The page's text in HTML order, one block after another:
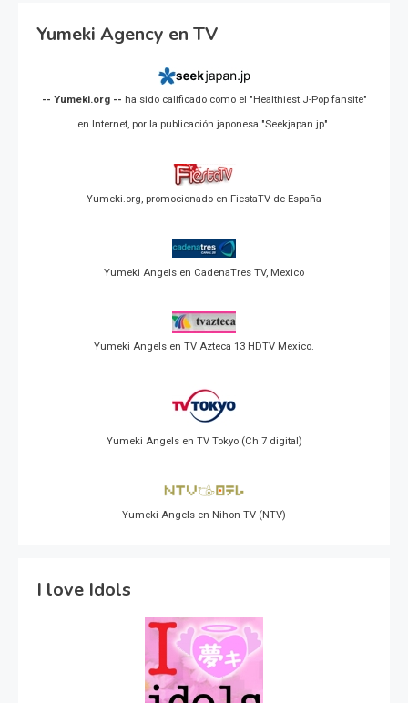
Yumeki Agency en TV
-- Yumeki.org -- ha sido calificado como el "Healthiest J-Pop fansite"
en Internet, por la publicación japonesa "Seekjapan.jp".
Yumeki.org, promocionado en FiestaTV de España
Yumeki Angels en CadenaTres TV, Mexico
Yumeki Angels en TV Azteca 13 HDTV Mexico.
Yumeki Angels en TV Tokyo (Ch 7 digital)
Yumeki Angels en Nihon TV (NTV)
I love Idols